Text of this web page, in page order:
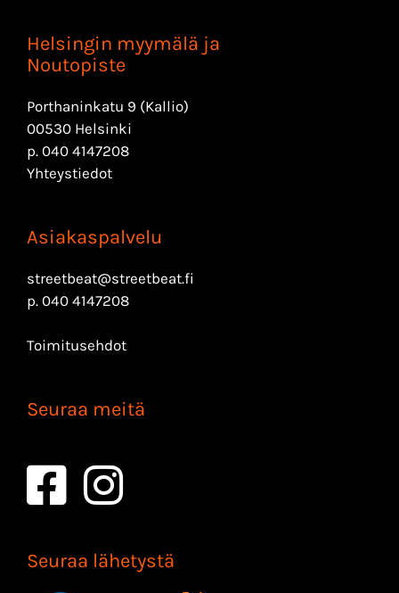
Helsingin myymälä ja
Noutopiste
Porthaninkatu 9 (Kallio)
00530 Helsinki
p. 040 4147208
Yhteystiedot
Asiakaspalvelu
streetbeat@streetbeat.fi
p. 040 4147208
Toimitusehdot
Seuraa meitä
Seuraa lähetystä